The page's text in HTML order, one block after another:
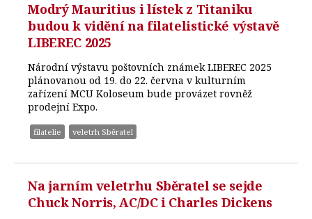
Modrý Mauritius i lístek z Titaniku
budou k vidění na filatelistické výstavě
LIBEREC 2025
Národní výstavu poštovních známek LIBEREC 2025
plánovanou od 19. do 22. června v kulturním
zařízení MCU Koloseum bude provázet rovněž
prodejní Expo.
filatelie veletrh Sběratel
Na jarním veletrhu Sběratel se sejde
Chuck Norris, AC/DC i Charles Dickens